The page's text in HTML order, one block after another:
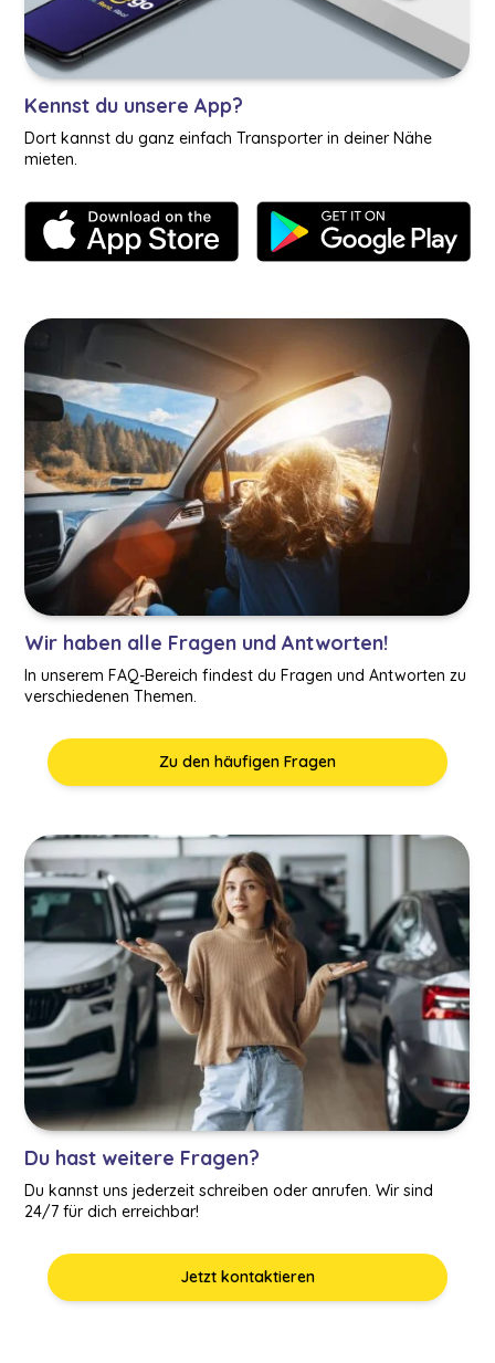
Kennst du unsere App?
Dort kannst du ganz einfach Transporter in deiner Nähe
mieten.
Wir haben alle Fragen und Antworten!
In unserem FAQ-Bereich findest du Fragen und Antworten zu
verschiedenen Themen.
Zu den häufigen Fragen
Du hast weitere Fragen?
Du kannst uns jederzeit schreiben oder anrufen. Wir sind
24/7 für dich erreichbar!
Jetzt kontaktieren